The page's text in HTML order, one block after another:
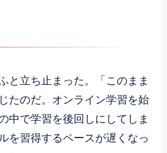
と立ち止まった。「このまま
たのだ。オンライン学習を始
中で学習を後回しにしてしま
を習得するペースが遅くなっ